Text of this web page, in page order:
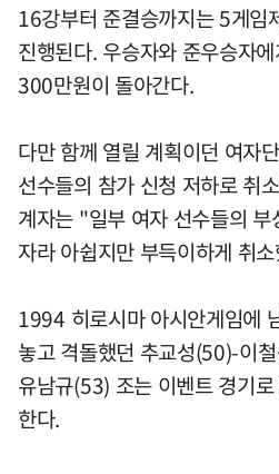
16강부터 준결승까지는 5게임
진행된다. 우승자와 준우승자
300만원이 돌아간다.
다만 함께 열릴 계획이던 여자
선수들의 참가 신청 저하로 취
계자는 "일부 여자 선수들의
자라 아쉽지만 부득이하게 취
1994 히로시마 아시안게임에
놓고 격돌했던 추교성(50)-이
유남규(53) 조는 이벤트 경기
한다.